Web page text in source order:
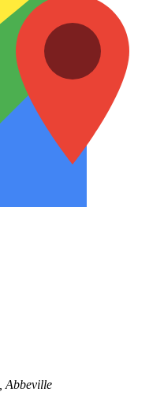
Abbeville